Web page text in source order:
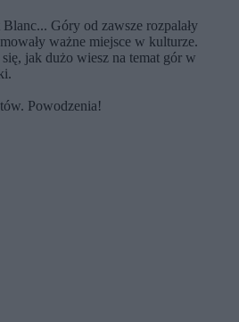
Góry od zawsze rozpalały
ważne miejsce w kulturze.
jak dużo wiesz na temat gór w
Powodzenia!